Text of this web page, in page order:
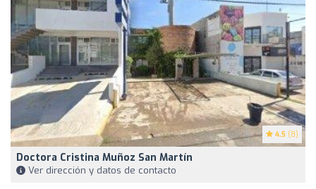
4.5 (8)
Doctora Cristina Muñoz San Martín
Ver dirección y datos de contacto